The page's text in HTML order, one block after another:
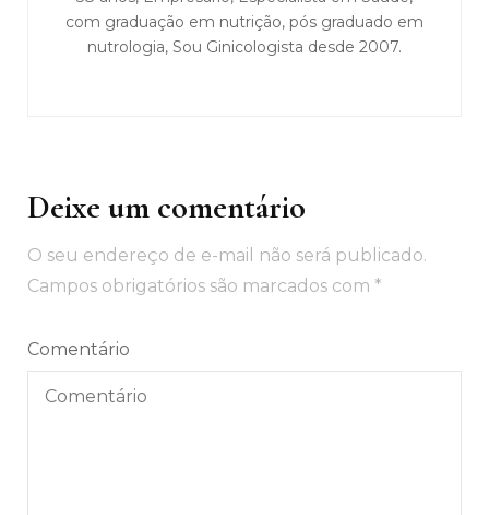
com graduação em nutrição, pós graduado em
nutrologia, Sou Ginicologista desde 2007.
Deixe um comentário
O seu endereço de e-mail não será publicado.
Campos obrigatórios são marcados com *
Comentário